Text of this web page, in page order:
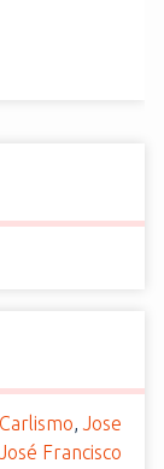
Carlismo, Jose
José Francisco